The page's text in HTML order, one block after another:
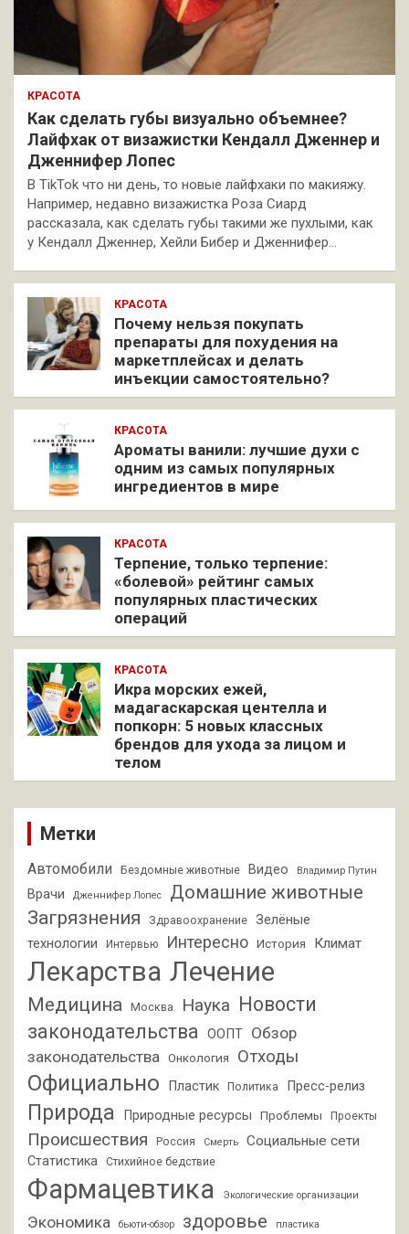
КРАСОТА
Как сделать губы визуально объемнее?
Лайфхак от визажистки Кендалл Дженнер и
Дженнифер Лопес
В TikTok что ни день, то новые лайфхаки по макияжу.
Например, недавно визажистка Роза Сиард
рассказала, как сделать губы такими же пухлыми, как
у Кендалл Дженнер, Хейли Бибер и Дженнифер…
КРАСОТА
Почему нельзя покупать
препараты для похудения на
маркетплейсах и делать
инъекции самостоятельно?
КРАСОТА
Ароматы ванили: лучшие духи с
одним из самых популярных
ингредиентов в мире
КРАСОТА
Терпение, только терпение:
«болевой» рейтинг самых
популярных пластических
операций
КРАСОТА
Икра морских ежей,
мадагаскарская центелла и
попкорн: 5 новых классных
брендов для ухода за лицом и
телом
Метки
Автомобили Бездомные животные Видео Владимир Путин
Врачи Дженнифер Лопес
Домашние животные
Загрязнения
Здравоохранение
Зелёные
технологии
Интервью Интересно История Климат
Лекарства Лечение
Медицина Москва Наука Новости
законодательства ООПТ Обзор
законодательства Онкология Отходы
Официально Пластик Политика Пресс-релиз
Природа Природные ресурсы Проблемы Проекты
Происшествия Россия Смерть Социальные сети
Статистика Стихийное бедствие
Фармацевтика Экологические организации
Экономика бьюти-обзор здоровье пластика